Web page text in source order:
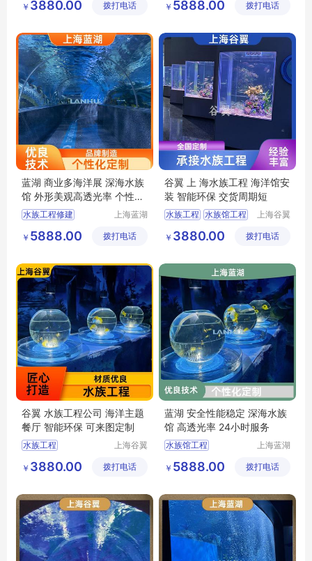
大型水族工程
有限公司
￥ 3880.00 拨打电话
上海水族馆
梦幻水族馆
有限公司
￥ 5888.00 拨打电话
蓝湖 商业多海洋展 深海水族
馆 外形美观高透光率 个性化
定制
水族工程修建
水族工程设计施工
梦幻水族馆
上海蓝湖
有限公司
￥ 5888.00 拨打电话
谷翼 上 海水族工程 海洋馆安
装 智能环保 交货周期短
水族工程 水族馆工程
水族工程施工
上海谷翼
有限公司
￥ 3880.00 拨打电话
谷翼 水族工程公司 海洋主题
餐厅 智能环保 可来图定制
水族工程
水族工程建造
工程水族馆
上海谷翼
有限公司
￥ 3880.00 拨打电话
蓝湖 安全性能稳定 深海水族
馆 高透光率 24小时服务
水族馆工程
酒店水族工程
上海海洋水族馆
上海蓝湖
有限公司
￥ 5888.00 拨打电话